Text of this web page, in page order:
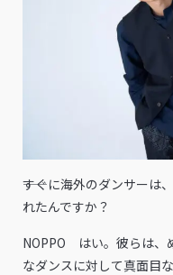
――すぐに海外のダンサー
れたんですか？
NOPPO はい。彼らは、
なダンスに対して真面目